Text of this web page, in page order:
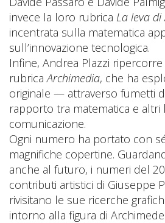
invece la loro rubrica La leva di
incentrata sulla matematica
sull’innovazione tecnologica.
Infine, Andrea Plazzi ripercorre
rubricaArchimedia, che ha
originale — attraverso fumetti
rapporto tra matematica e altri
comunicazione.
Ogni numero ha portato con
magnifiche copertine.
anche al futuro, i numeri del
contributi artistici di Giuseppe
rivisitano le sue ricerche
intorno alla figura di Archimede.